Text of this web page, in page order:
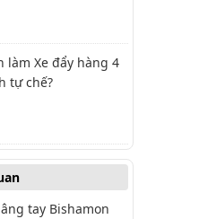
làm Xe đẩy hàng 4
tự chế?
tay Bishamon